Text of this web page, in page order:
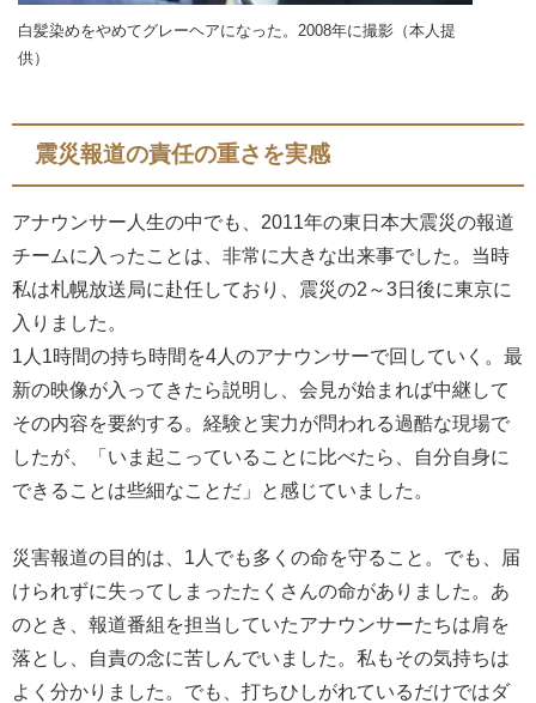
白髪染めをやめてグレーヘアになった。2008年に撮影（本人提
供）
震災報道の責任の重さを実感
アナウンサー人生の中でも、2011年の東日本大震災の報道
チームに入ったことは、非常に大きな出来事でした。当時
私は札幌放送局に赴任しており、震災の2～3日後に東京に
入りました。
1人1時間の持ち時間を4人のアナウンサーで回していく。最
新の映像が入ってきたら説明し、会見が始まれば中継して
その内容を要約する。経験と実力が問われる過酷な現場で
したが、「いま起こっていることに比べたら、自分自身に
できることは些細なことだ」と感じていました。
災害報道の目的は、1人でも多くの命を守ること。でも、届
けられずに失ってしまったたくさんの命がありました。あ
のとき、報道番組を担当していたアナウンサーたちは肩を
落とし、自責の念に苦しんでいました。私もその気持ちは
よく分かりました。でも、打ちひしがれているだけではダ